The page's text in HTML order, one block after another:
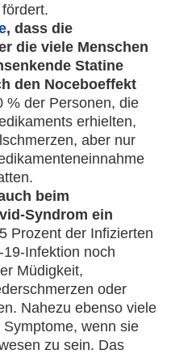
, dass die
die viele Menschen
Statine
den Noceboeffekt
% der Personen, die
erhielten,
aber nur
beim
Syndrom ein
Prozent der Infizierten
Infektion noch
Müdigkeit,
oder
Nahezu ebenso viele
wenn sie
zu sein. Das